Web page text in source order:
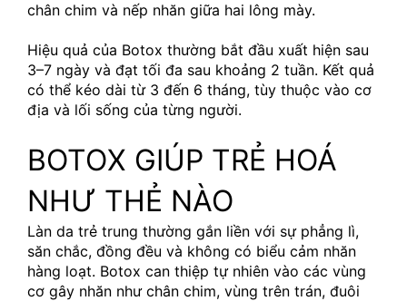
chân chim và nếp nhăn giữa hai lông mày.
Hiệu quả của Botox thường bắt đầu xuất hiện sau
3–7 ngày và đạt tối đa sau khoảng 2 tuần. Kết quả
có thể kéo dài từ 3 đến 6 tháng, tùy thuộc vào cơ
địa và lối sống của từng người.
BOTOX GIÚP TRẺ HOÁ
NHƯ THẺ NÀO
Làn da trẻ trung thường gắn liền với sự phẳng lì,
săn chắc, đồng đều và không có biểu cảm nhăn
hàng loạt. Botox can thiệp tự nhiên vào các vùng
cơ gây nhăn như chân chim, vùng trên trán, đuôi